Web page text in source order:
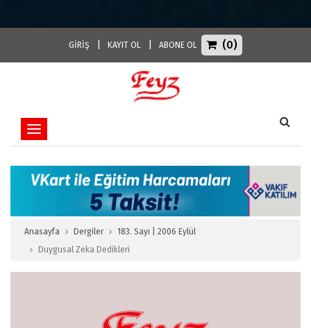
GİRİŞ KAYIT OL ABONE OL (0)
Toggle navigation
Anasayfa Dergiler
183. Sayı | 2006 Eylül
Duygusal Zeka Dedikleri